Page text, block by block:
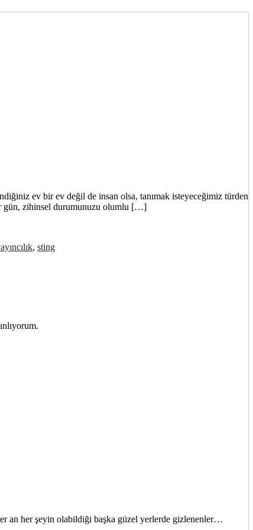
ev bir ev değil de insan olsa, tanımak isteyeceğimiz türden
gün, zihinsel durumunuzu olumlu […]
, sting
an her şeyin olabildiği başka güzel yerlerde gizlenenler…